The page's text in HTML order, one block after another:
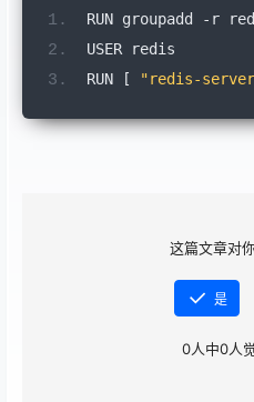
RUN groupadd - r
USER redis
RUN
[ "redis-
这篇文章对
是
0人中0人